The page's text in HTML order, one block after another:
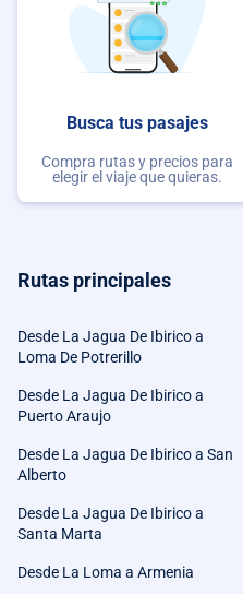
Busca tus pasajes
Compra rutas y precios para
elegir el viaje que quieras.
Rutas principales
Desde La Jagua De Ibirico a
Loma De Potrerillo
Desde La Jagua De Ibirico a
Puerto Araujo
Desde La Jagua De Ibirico a San
Alberto
Desde La Jagua De Ibirico a
Santa Marta
Desde La Loma a Armenia